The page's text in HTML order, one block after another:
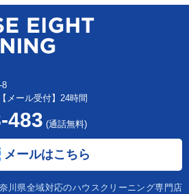
8
メール受付】24時間
483 (通話無料)
メールはこちら
川県全域対応のハウスクリーニング専門店